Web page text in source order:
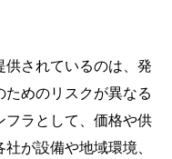
されているのは、発
めのリスクが異なる
フラとして、価格や供
が設備や地域環境、